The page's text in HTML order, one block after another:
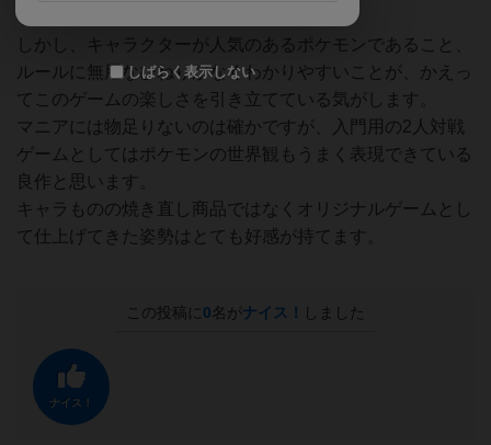
ラスパワーカードくらいでしょうか。
しかし、キャラクターが人気のあるポケモンであること、
ルールに無用なひねりがなくわかりやすいことが、かえっ
てこのゲームの楽しさを引き立てている気がします。
マニアには物足りないのは確かですが、入門用の2人対戦
ゲームとしてはポケモンの世界観もうまく表現できている
良作と思います。
キャラものの焼き直し商品ではなくオリジナルゲームとし
て仕上げてきた姿勢はとても好感が持てます。
この投稿に 0名がナイス！ しました
ナイス！
しばらく表示しない